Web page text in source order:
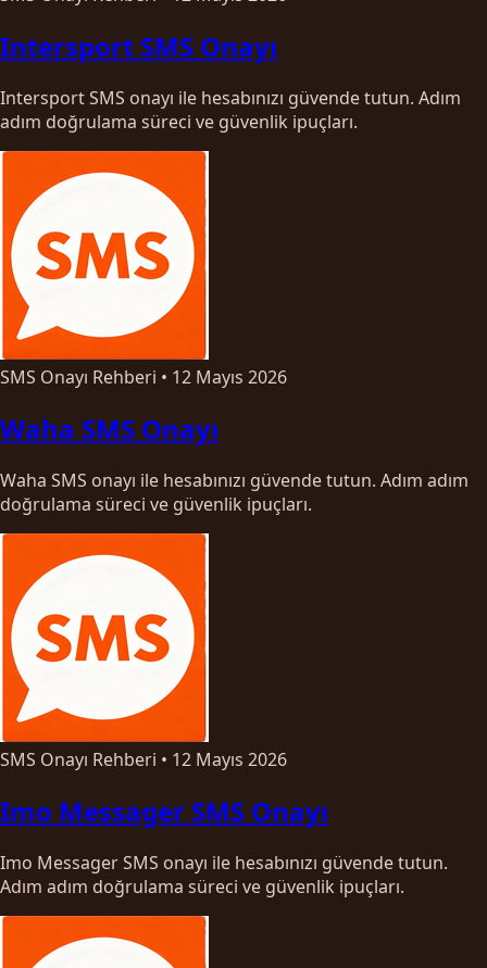
Intersport SMS Onayı
Intersport SMS onayı ile hesabınızı güvende tutun. Adım
adım doğrulama süreci ve güvenlik ipuçları.
SMS Onayı Rehberi • 12 Mayıs 2026
Waha SMS Onayı
Waha SMS onayı ile hesabınızı güvende tutun. Adım adım
doğrulama süreci ve güvenlik ipuçları.
SMS Onayı Rehberi • 12 Mayıs 2026
Imo Messager SMS Onayı
Imo Messager SMS onayı ile hesabınızı güvende tutun.
Adım adım doğrulama süreci ve güvenlik ipuçları.